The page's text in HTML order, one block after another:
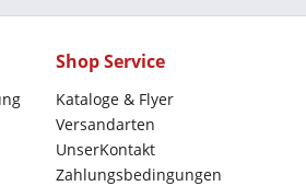
Shop Service
Kataloge & Flyer
Versandarten
UnserKontakt
Zahlungsbedingungen